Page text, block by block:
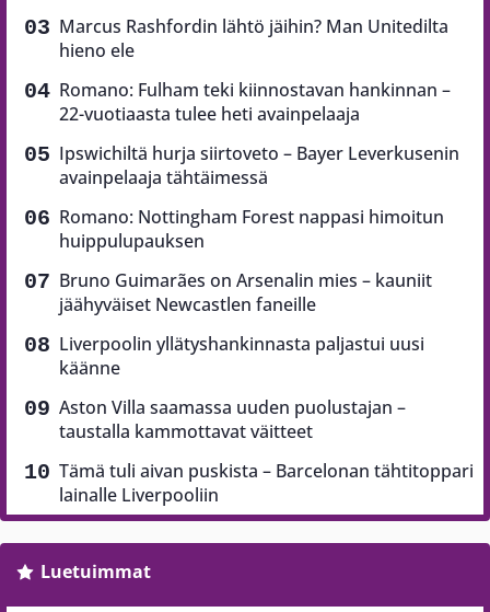
Marcus Rashfordin lähtö jäihin? Man Unitedilta
hieno ele
Romano: Fulham teki kiinnostavan hankinnan –
22-vuotiaasta tulee heti avainpelaaja
Ipswichiltä hurja siirtoveto – Bayer Leverkusenin
avainpelaaja tähtäimessä
Romano: Nottingham Forest nappasi himoitun
huippulupauksen
Bruno Guimarães on Arsenalin mies – kauniit
jäähyväiset Newcastlen faneille
Liverpoolin yllätyshankinnasta paljastui uusi
käänne
Aston Villa saamassa uuden puolustajan –
taustalla kammottavat väitteet
Tämä tuli aivan puskista – Barcelonan tähtitoppari
lainalle Liverpooliin
Luetuimmat